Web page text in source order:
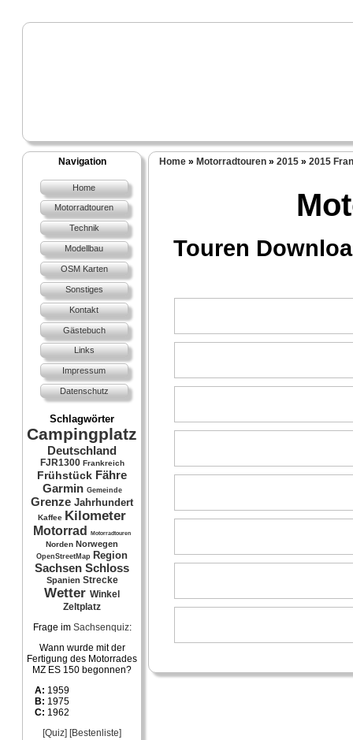
Navigation
Home
Motorradtouren
Technik
Modellbau
OSM Karten
Sonstiges
Kontakt
Gästebuch
Links
Impressum
Datenschutz
Schlagwörter
Campingplatz
Deutschland
FJR1300 Frankreich
Frühstück Fähre
Garmin Gemeinde
Grenze Jahrhundert
Kaffee Kilometer
Motorrad Motorradtouren
Norden Norwegen
OpenStreetMap Region
Sachsen Schloss
Spanien Strecke
Wetter Winkel
Zeltplatz
Frage im Sachsenquiz:
Wann wurde mit der
Fertigung des Motorrades
MZ ES 150 begonnen?
A: 1959
B: 1975
C: 1962
[Quiz] [Bestenliste]
Home» Motorradtouren» 2015» 2015
Touren